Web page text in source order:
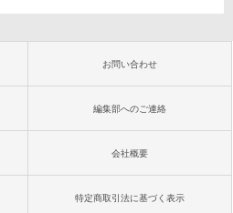
お問い合わせ
編集部へのご連絡
会社概要
特定商取引法に基づく表示